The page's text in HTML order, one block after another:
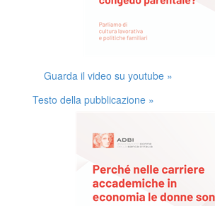
Guarda il video su youtube »
Testo della pubblicazione »